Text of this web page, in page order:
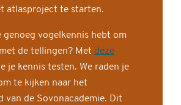
atlasproject te starten.
genoeg vogelkennis hebt om
de tellingen? Met deze
je kennis testen. We raden je
te kijken naar het
van de Sovonacademie. Dit